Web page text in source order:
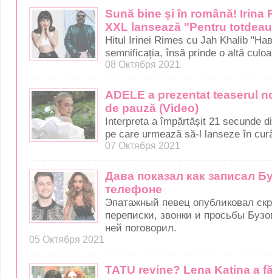
Sună bine și în română! Irina
XXL lansează "Pentru
Hitul Irinei Rimes cu Jah Khalib
semnificația, însă prinde o altă
08 Октября 2021
ADELE a prezentat teaserul
de pauză (Video)
Interpreta a împărtășit 21 secunde
pe care urmează să-l lanseze în
07 Октября 2021
Дава показал как записал
телефоне
Эпатажный певец опубликовал
переписки, звонки и просьбы
ней поговорил.
05 Октября 2021
TATU revine? Lena Katina a